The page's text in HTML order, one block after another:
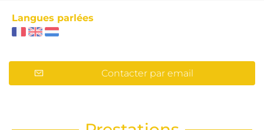
Langues parlées
Contacter par email